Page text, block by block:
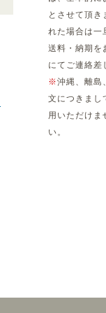
とさせて頂
れた場合は一
送料・納期を
にてご連絡差
※沖縄、離島
文につきまし
用いただけま
い。